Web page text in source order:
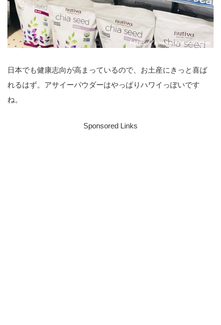
日本でも健康志向が高まっているので、お土産にきっと喜ば
れるはず。アサイーパウダーはやっぱりハワイっぽいです
ね。
Sponsored Links